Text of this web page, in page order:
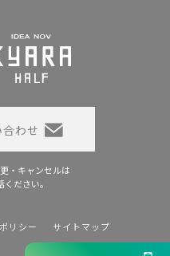
わせ
・キャンセルは
ださい。
リシー サイトマップ